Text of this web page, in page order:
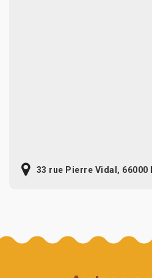
33 rue Pierre Vidal, 66000